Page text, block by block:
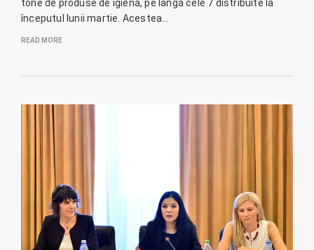
tone de produse de igienă, pe lângă cele 7 distribuite la
începutul lunii martie. Acestea…
READ MORE